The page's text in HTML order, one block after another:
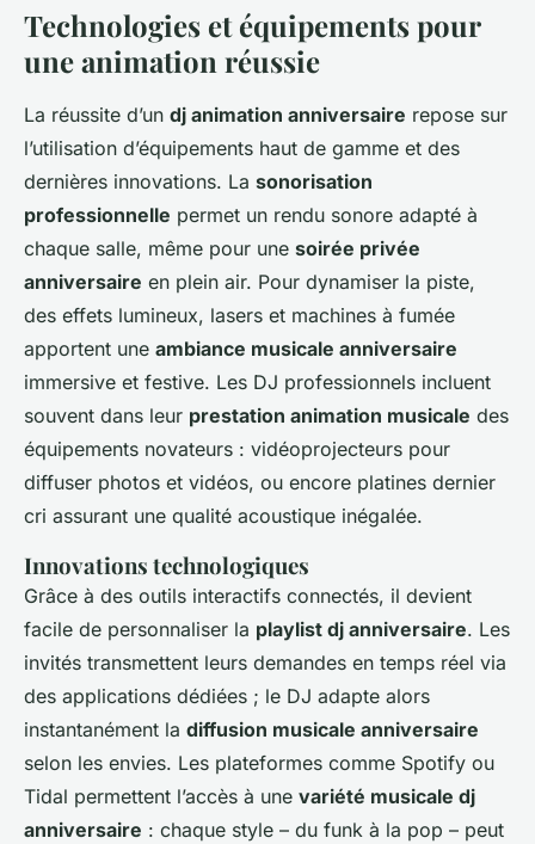
Technologies et équipements pour
une animation réussie
La réussite d’un dj animation anniversaire repose sur
l’utilisation d’équipements haut de gamme et des
dernières innovations. La sonorisation
professionnelle permet un rendu sonore adapté à
chaque salle, même pour une soirée privée
anniversaire en plein air. Pour dynamiser la piste,
des effets lumineux, lasers et machines à fumée
apportent une ambiance musicale anniversaire
immersive et festive. Les DJ professionnels incluent
souvent dans leur prestation animation musicale des
équipements novateurs : vidéoprojecteurs pour
diffuser photos et vidéos, ou encore platines dernier
cri assurant une qualité acoustique inégalée.
Innovations technologiques
Grâce à des outils interactifs connectés, il devient
facile de personnaliser la playlist dj anniversaire. Les
invités transmettent leurs demandes en temps réel via
des applications dédiées ; le DJ adapte alors
instantanément la diffusion musicale anniversaire
selon les envies. Les plateformes comme Spotify ou
Tidal permettent l’accès à une variété musicale dj
anniversaire : chaque style – du funk à la pop – peut